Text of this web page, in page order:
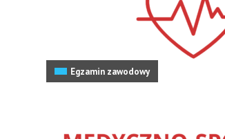
Egzamin zawodowy